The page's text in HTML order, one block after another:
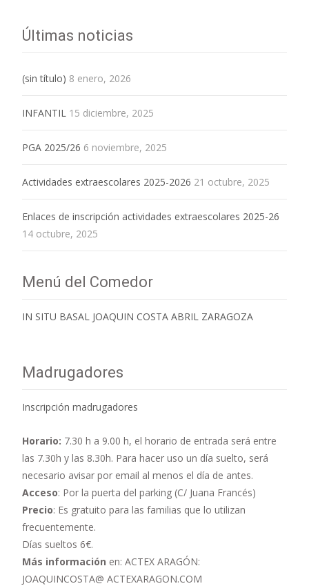
Últimas noticias
(sin título) 8 enero, 2026
INFANTIL 15 diciembre, 2025
PGA 2025/26 6 noviembre, 2025
Actividades extraescolares 2025-2026 21 octubre, 2025
Enlaces de inscripción actividades extraescolares 2025-26
14 octubre, 2025
Menú del Comedor
IN SITU BASAL JOAQUIN COSTA ABRIL ZARAGOZA
Madrugadores
Inscripción madrugadores
Horario: 7.30 h a 9.00 h, el horario de entrada será entre
las 7.30h y las 8.30h. Para hacer uso un día suelto, será
necesario avisar por email al menos el día de antes.
Acceso: Por la puerta del parking (C/ Juana Francés)
Precio: Es gratuito para las familias que lo utilizan
frecuentemente.
Días sueltos 6€.
Más información en: ACTEX ARAGÓN:
JOAQUINCOSTA@ ACTEXARAGON.COM